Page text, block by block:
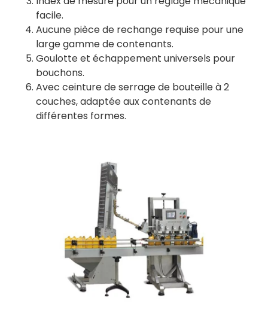
facile.
Aucune pièce de rechange requise pour une
large gamme de contenants.
Goulotte et échappement universels pour
bouchons.
Avec ceinture de serrage de bouteille à 2
couches, adaptée aux contenants de
différentes formes.